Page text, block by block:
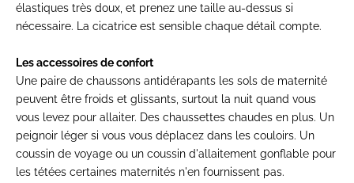
élastiques très doux, et prenez une taille au-dessus si
nécessaire. La cicatrice est sensible chaque détail compte.
Les accessoires de confort
Une paire de chaussons antidérapants les sols de maternité
peuvent être froids et glissants, surtout la nuit quand vous
vous levez pour allaiter. Des chaussettes chaudes en plus. Un
peignoir léger si vous vous déplacez dans les couloirs. Un
coussin de voyage ou un coussin d'allaitement gonflable pour
les tétées certaines maternités n'en fournissent pas.